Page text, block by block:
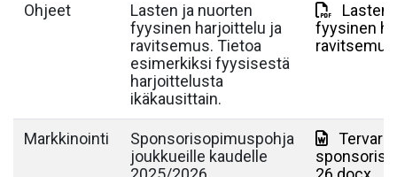
Ohjeet
Lasten ja nuorten
fyysinen harjoittelu ja
ravitsemus. Tietoa
esimerkiksi fyysisestä
harjoittelusta
ikäkausittain.
Lasten
fyysinen
Markkinointi
Sponsorisopimuspohja
joukkueille kaudelle
Tervarit